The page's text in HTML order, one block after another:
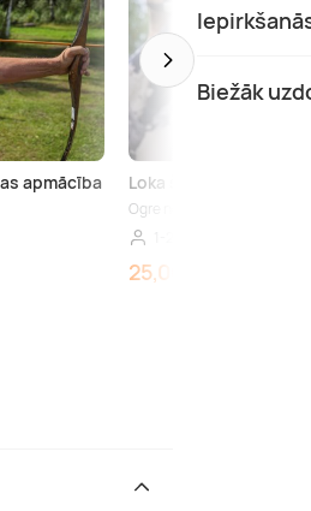
Biežāk
apmācība Loka šaušanas
Ogre nov., Vidzeme
25,00 €